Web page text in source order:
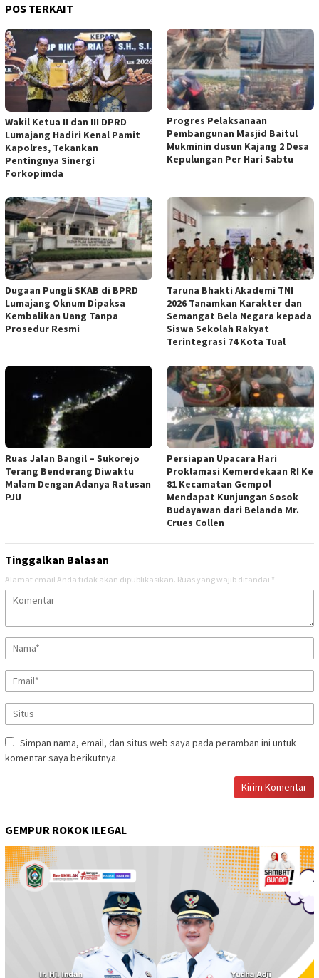
POS TERKAIT
Wakil Ketua II dan III DPRD
Lumajang Hadiri Kenal Pamit
Kapolres, Tekankan
Pentingnya Sinergi
Forkopimda
Progres Pelaksanaan
Pembangunan Masjid Baitul
Mukminin dusun Kajang 2 Desa
Kepulungan Per Hari Sabtu
Dugaan Pungli SKAB di BPRD
Lumajang Oknum Dipaksa
Kembalikan Uang Tanpa
Prosedur Resmi
Taruna Bhakti Akademi TNI
2026 Tanamkan Karakter dan
Semangat Bela Negara kepada
Siswa Sekolah Rakyat
Terintegrasi 74 Kota Tual
Ruas Jalan Bangil – Sukorejo
Terang Benderang Diwaktu
Malam Dengan Adanya Ratusan
PJU
Persiapan Upacara Hari
Proklamasi Kemerdekaan RI Ke
81 Kecamatan Gempol
Mendapat Kunjungan Sosok
Budayawan dari Belanda Mr.
Crues Collen
Tinggalkan Balasan
Alamat email Anda tidak akan dipublikasikan. Ruas yang wajib ditandai *
Simpan nama, email, dan situs web saya pada peramban ini untuk
komentar saya berikutnya.
GEMPUR ROKOK ILEGAL